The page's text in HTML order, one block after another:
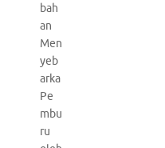
bah
an
Men
yeb
arka
Pe
mbu
ru